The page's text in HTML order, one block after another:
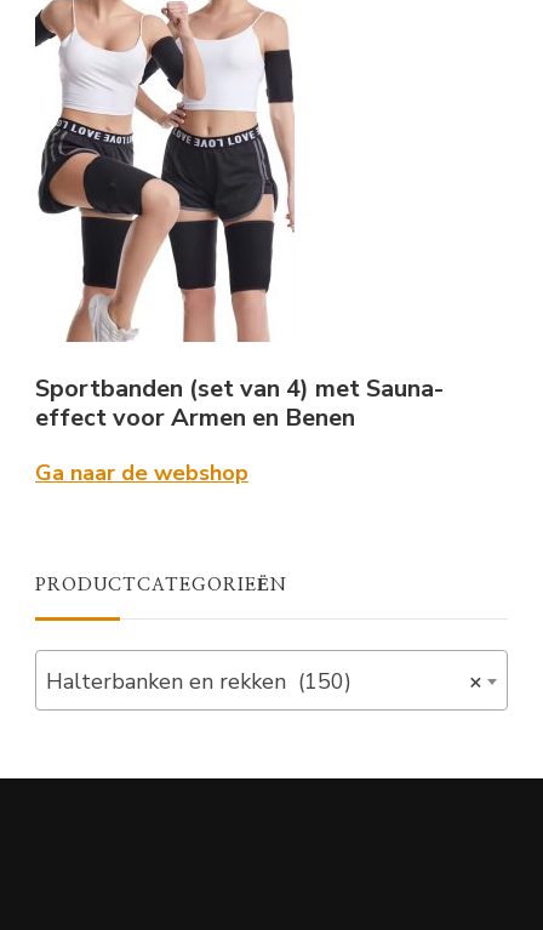
Sportbanden (set van 4) met Sauna-
effect voor Armen en Benen
Ga naar de webshop
PRODUCTCATEGORIEËN
×
Halterbanken en rekken (150)